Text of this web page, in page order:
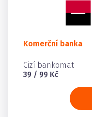
Komerční banka
Cizí bankomat
39 / 99 Kč